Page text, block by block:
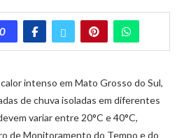
0
intenso em Mato Grosso do Sul,
de chuva isoladas em diferentes
variar entre 20°C e 40°C,
de Monitoramento do Tempo e do